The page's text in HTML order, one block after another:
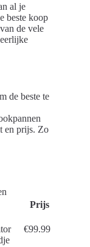
al je
beste koop
de vele
de beste te
en prijs. Zo
Prijs
€99.99